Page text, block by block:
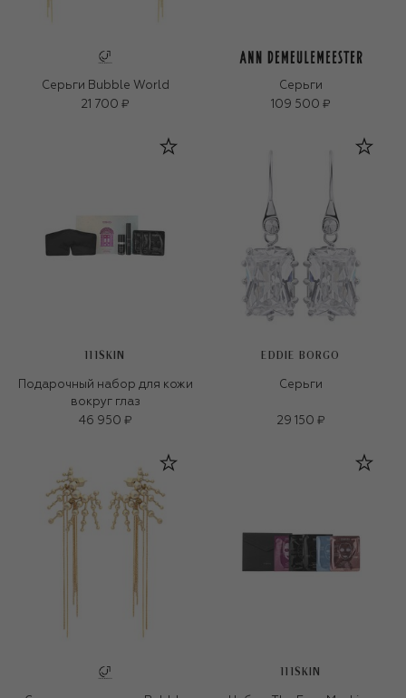
Серьги Bubble World
21 700 ₽
Серьги
109 500 ₽
111SKIN
Подарочный набор для кожи
вокруг глаз
46 950 ₽
EDDIE BORGO
Серьги
29 150 ₽
111SKIN